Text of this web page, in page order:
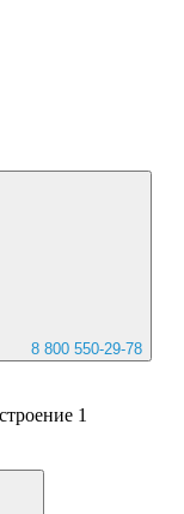
8 800 550-29-78
1